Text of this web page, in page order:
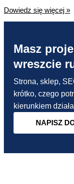
Zabezpieczenia
wtyczek
ochrony
Dowiedz się więcej »
Masz
wreszcie
Strona, sklep,
krótko, czego
kierunkiem
NAPISZ